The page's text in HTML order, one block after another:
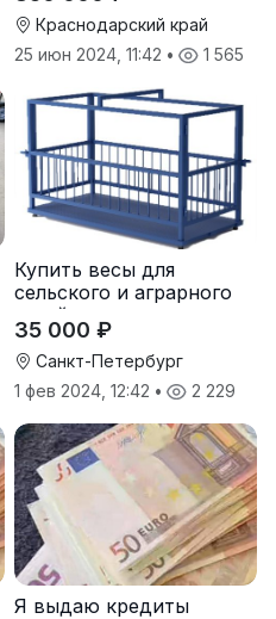
Краснодарский край
25 июн 2024, 11:42 • 1 565
Купить весы для
сельского и аграрного
хозяйства от
производителя
35 000 ₽
Санкт-Петербург
1 фев 2024, 12:42 • 2 229
Я выдаю кредиты